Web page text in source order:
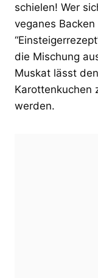
schielen! Wer
veganes
die Mischung
Muskat lässt
Karottenkuchen
werden.